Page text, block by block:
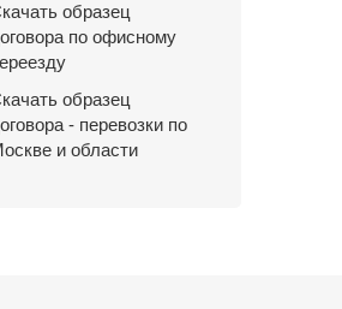
образец
по офисному
образец
- перевозки по
и области